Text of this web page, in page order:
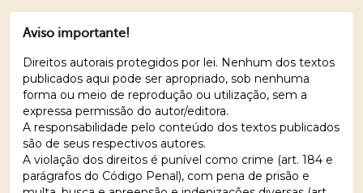
Aviso importante!
Direitos autorais protegidos por lei. Nenhum dos textos
publicados aqui pode ser apropriado, sob nenhuma
forma ou meio de reprodução ou utilização, sem a
expressa permissão do autor/editora.
A responsabilidade pelo conteúdo dos textos publicados
são de seus respectivos autores.
A violação dos direitos é punível como crime (art. 184 e
parágrafos do Código Penal), com pena de prisão e